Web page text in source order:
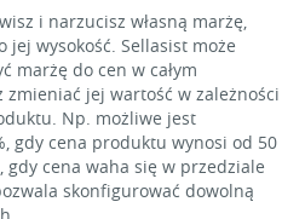
i narzucisz własną marżę,
jej wysokość. Sellasist może
marżę do cen w całym
zmieniać jej wartość w zależności
Np. możliwe jest
gdy cena produktu wynosi od 50
gdy cena waha się w przedziale
skonfigurować dowolną